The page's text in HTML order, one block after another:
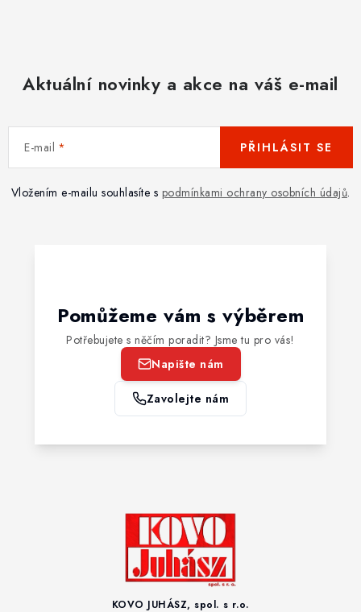
Aktuální novinky a akce na váš e-mail
E-mail
Vložením e-mailu souhlasíte s podmínkami ochrany osobních údajů.
PŘIHLÁSIT SE
Pomůžeme vám s výběrem
Potřebujete s něčím poradit? Jsme tu pro vás!
Napište nám
Zavolejte nám
KOVO JUHÁSZ, spol. s r.o.